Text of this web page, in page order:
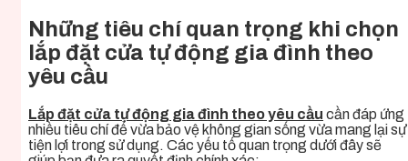
Những tiêu chí quan trọng khi chọn
lắp đặt cửa tự động gia đình theo
yêu cầu
Lắp đặt cửa tự động gia đình theo yêu cầu cần đáp ứng
nhiều tiêu chí để vừa bảo vệ không gian sống vừa mang lại sự
tiện lợi trong sử dụng. Các yếu tố quan trọng dưới đây sẽ